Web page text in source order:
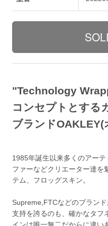
"Technology
コンセプトとする
ブランドOAKLEY(
1985年誕生以来多くのアー
ファーなどクリエーター達を
テム、フロッグスキン。
Supreme,FTCなどのブラン
支持を誇るのも、確かなタフ